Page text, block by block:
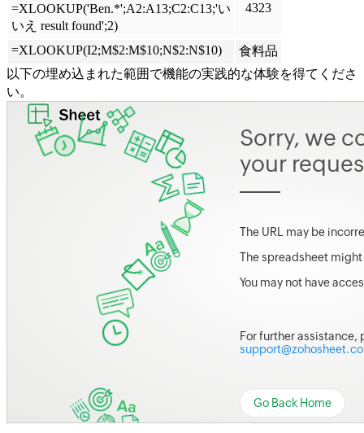
=XLOOKUP('Ben.*';A2:A13;C2:C13;'い
いえ result found';2)
4323
=XLOOKUP(I2;M$2:M$10;N$2:N$10)
食料品
以下の埋め込まれた範囲で機能の実践的な体験を得てくださ
い。